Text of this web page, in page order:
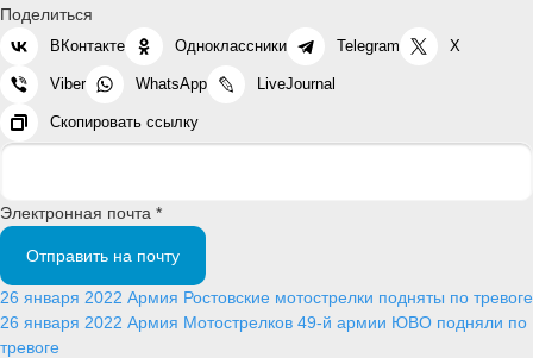
Поделиться
ВКонтакте Одноклассники Telegram X
Viber WhatsApp LiveJournal
Скопировать ссылку
Электронная почта *
Отправить на почту
26 января 2022 Армия Ростовские мотострелки подняты по тревоге
26 января 2022 Армия Мотострелков 49-й армии ЮВО подняли по
тревоге